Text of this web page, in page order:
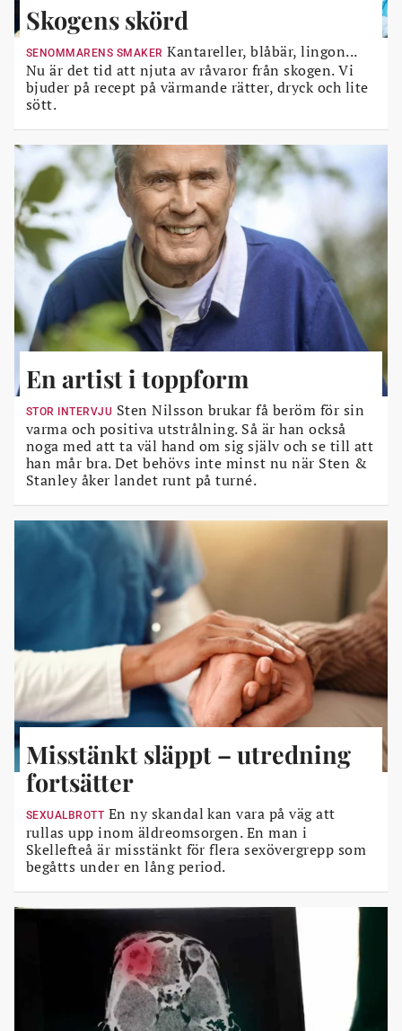
Skogens skörd
SENOMMARENS SMAKER Kantareller, blåbär, lingon...
Nu är det tid att njuta av råvaror från skogen. Vi
bjuder på recept på värmande rätter, dryck och lite
sött.
En artist i toppform
STOR INTERVJU Sten Nilsson brukar få beröm för sin
varma och positiva utstrålning. Så är han också
noga med att ta väl hand om sig själv och se till att
han mår bra. Det behövs inte minst nu när Sten &
Stanley åker landet runt på turné.
Misstänkt släppt – utredning
fortsätter
SEXUALBROTT En ny skandal kan vara på väg att
rullas upp inom äldreomsorgen. En man i
Skellefteå är misstänkt för flera sexövergrepp som
begåtts under en lång period.